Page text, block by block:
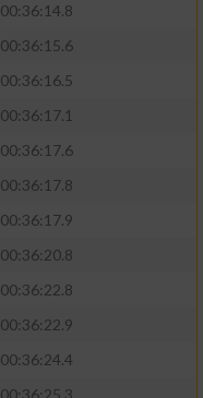
00:36:14.8
00:36:15.6
00:36:16.5
00:36:17.1
00:36:17.6
00:36:17.8
00:36:17.9
00:36:20.8
00:36:22.8
00:36:22.9
00:36:24.4